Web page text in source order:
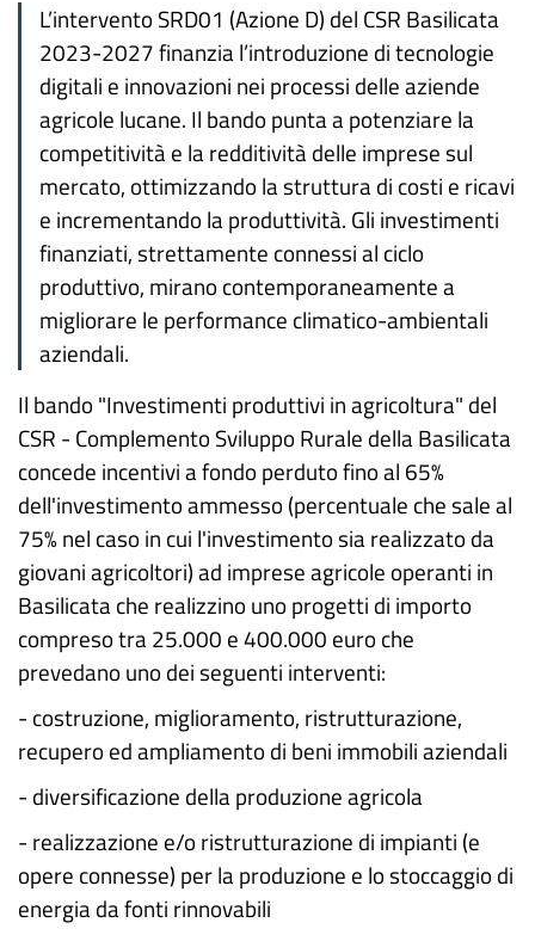
L’intervento SRD01 (Azione D) del CSR Basilicata
2023-2027 finanzia l’introduzione di tecnologie
digitali e innovazioni nei processi delle aziende
agricole lucane. Il bando punta a potenziare la
competitività e la redditività delle imprese sul
mercato, ottimizzando la struttura di costi e ricavi
e incrementando la produttività. Gli investimenti
finanziati, strettamente connessi al ciclo
produttivo, mirano contemporaneamente a
migliorare le performance climatico-ambientali
aziendali.
Il bando "Investimenti produttivi in agricoltura" del
CSR - Complemento Sviluppo Rurale della Basilicata
concede incentivi a fondo perduto fino al 65%
dell'investimento ammesso (percentuale che sale al
75% nel caso in cui l'investimento sia realizzato da
giovani agricoltori) ad imprese agricole operanti in
Basilicata che realizzino uno progetti di importo
compreso tra 25.000 e 400.000 euro che
prevedano uno dei seguenti interventi:
- costruzione, miglioramento, ristrutturazione,
recupero ed ampliamento di beni immobili aziendali
- diversificazione della produzione agricola
- realizzazione e/o ristrutturazione di impianti (e
opere connesse) per la produzione e lo stoccaggio di
energia da fonti rinnovabili